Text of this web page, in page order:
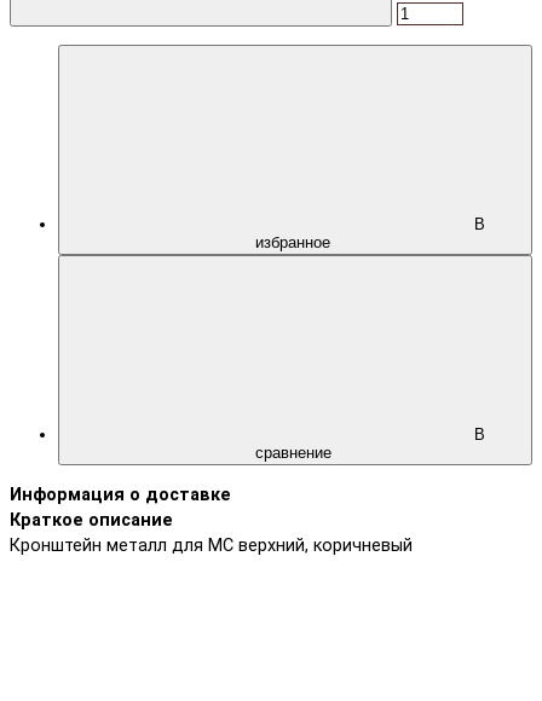
В
избранное
В
сравнение
Информация о доставке
Краткое описание
Кронштейн металл для МС верхний, коричневый